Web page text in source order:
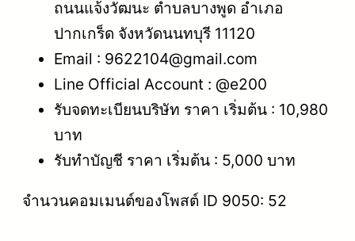
ถนนแจ้งวัฒนะ ตำบลบางพูด อำเภอ
ปากเกร็ด จังหวัดนนทบุรี 11120
Email : 9622104@gmail.com
Line Official Account : @e200
รับจดทะเบียนบริษัท ราคา เริ่มต้น : 10,980
บาท
รับทำบัญชี ราคา เริ่มต้น : 5,000 บาท
จำนวนคอมเมนต์ของโพสต์ ID 9050: 52